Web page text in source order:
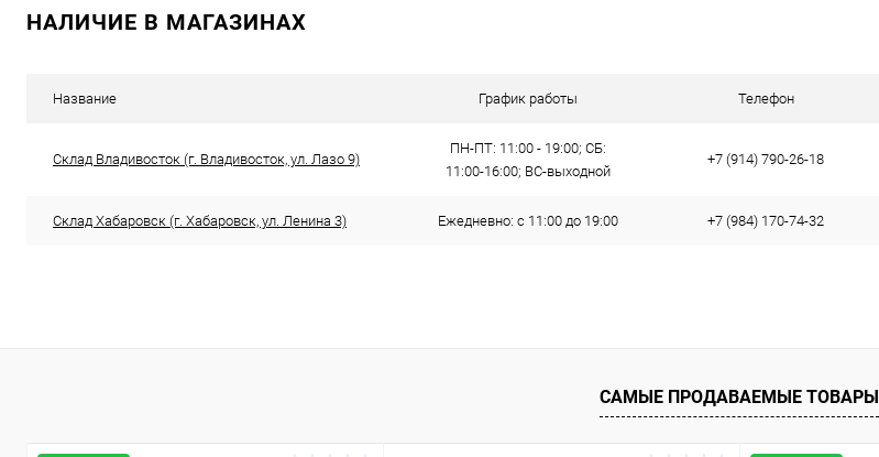
НАЛИЧИЕ В МАГАЗИНАХ
Название График работы Телефон
Склад Владивосток (г. Владивосток, ул. Лазо 9)
ПН-ПТ: 11:00 - 19:00; СБ:
11:00-16:00; ВС-выходной
+7 (914) 790-26-18
Склад Хабаровск (г. Хабаровск, ул. Ленина 3) Ежедневно: с 11:00 до 19:00 +7 (984) 170-74-32
САМЫЕ ПРОДАВАЕМЫЕ ТОВАРЫ